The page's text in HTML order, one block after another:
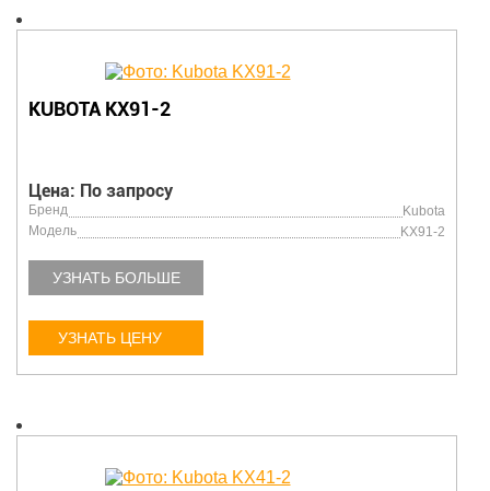
KUBOTA KX91-2
Цена: По запросу
Бренд
Kubota
Модель
KX91-2
УЗНАТЬ БОЛЬШЕ
УЗНАТЬ ЦЕНУ